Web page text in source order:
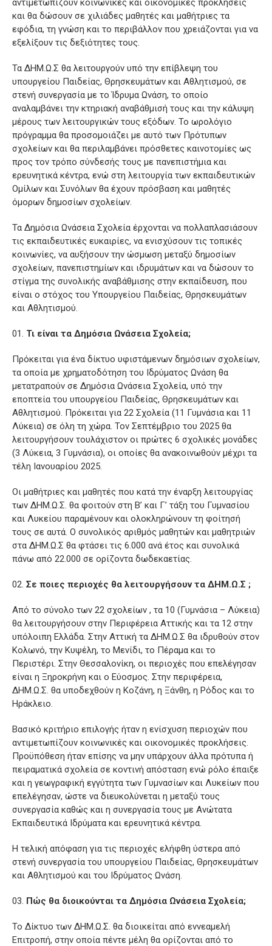
αντιμετωπίζουν κοινωνικές και οικονομικές προκλήσεις
και θα δώσουν σε χιλιάδες μαθητές και μαθήτριες τα
εφόδια, τη γνώση και το περιβάλλον που χρειάζονται για να
εξελίξουν τις δεξιότητες τους.
Τα ΔΗΜ.Ω.Σ θα λειτουργούν υπό την επίβλεψη του
υπουργείου Παιδείας, Θρησκευμάτων και Αθλητισμού, σε
στενή συνεργασία με το Ίδρυμα Ωνάση, το οποίο
αναλαμβάνει την κτηριακή αναβάθμισή τους και την κάλυψη
μέρους των λειτουργικών τους εξόδων. Το ωρολόγιο
πρόγραμμα θα προσομοιάζει με αυτό των Πρότυπων
σχολείων και θα περιλαμβάνει πρόσθετες καινοτομίες ως
προς τον τρόπο σύνδεσής τους με πανεπιστήμια και
ερευνητικά κέντρα, ενώ στη λειτουργία των εκπαιδευτικών
Ομίλων και Συνόλων θα έχουν πρόσβαση και μαθητές
όμορων δημοσίων σχολείων.
Τα Δημόσια Ωνάσεια Σχολεία έρχονται να πολλαπλασιάσουν
τις εκπαιδευτικές ευκαιρίες, να ενισχύσουν τις τοπικές
κοινωνίες, να αυξήσουν την ώσμωση μεταξύ δημοσίων
σχολείων, πανεπιστημίων και ιδρυμάτων και να δώσουν το
στίγμα της συνολικής αναβάθμισης στην εκπαίδευση, που
είναι ο στόχος του Υπουργείου Παιδείας, Θρησκευμάτων
και Αθλητισμού.
Τι είναι τα Δημόσια Ωνάσεια Σχολεία;
Πρόκειται για ένα δίκτυο υφιστάμενων δημόσιων σχολείων,
τα οποία με χρηματοδότηση του Ιδρύματος Ωνάση θα
μετατραπούν σε Δημόσια Ωνάσεια Σχολεία, υπό την
εποπτεία του υπουργείου Παιδείας, Θρησκευμάτων και
Αθλητισμού. Πρόκειται για 22 Σχολεία (11 Γυμνάσια και 11
Λύκεια) σε όλη τη χώρα. Τον Σεπτέμβριο του 2025 θα
λειτουργήσουν τουλάχιστον οι πρώτες 6 σχολικές μονάδες
(3 Λύκεια, 3 Γυμνάσια), οι οποίες θα ανακοινωθούν μέχρι τα
τέλη Ιανουαρίου 2025.
Οι μαθήτριες και μαθητές που κατά την έναρξη λειτουργίας
των ΔΗΜ.Ω.Σ. θα φοιτούν στη Β’ και Γ’ τάξη του Γυμνασίου
και Λυκείου παραμένουν και ολοκληρώνουν τη φοίτησή
τους σε αυτά. Ο συνολικός αριθμός μαθητών και μαθητριών
στα ΔΗΜ.Ω.Σ θα φτάσει τις 6.000 ανά έτος και συνολικά
πάνω από 22.000 σε ορίζοντα δωδεκαετίας.
Σε ποιες περιοχές θα λειτουργήσουν τα ΔΗΜ.Ω.Σ ;
Από το σύνολο των 22 σχολείων , τα 10 (Γυμνάσια – Λύκεια)
θα λειτουργήσουν στην Περιφέρεια Αττικής και τα 12 στην
υπόλοιπη Ελλάδα. Στην Αττική τα ΔΗΜ.Ω.Σ θα ιδρυθούν στον
Κολωνό, την Κυψέλη, το Μενίδι, το Πέραμα και το
Περιστέρι. Στην Θεσσαλονίκη, οι περιοχές που επελέγησαν
είναι η Ξηροκρήνη και ο Εύοσμος. Στην περιφέρεια,
ΔΗΜ.Ω.Σ. θα υποδεχθούν η Κοζάνη, η Ξάνθη, η Ρόδος και το
Ηράκλειο.
Βασικό κριτήριο επιλογής ήταν η ενίσχυση περιοχών που
αντιμετωπίζουν κοινωνικές και οικονομικές προκλήσεις.
Προϋπόθεση ήταν επίσης να μην υπάρχουν άλλα πρότυπα ή
πειραματικά σχολεία σε κοντινή απόσταση ενώ ρόλο έπαιξε
και η γεωγραφική εγγύτητα των Γυμνασίων και Λυκείων που
επελέγησαν, ώστε να διευκολύνεται η μεταξύ τους
συνεργασία καθώς και η συνεργασία τους με Ανώτατα
Εκπαιδευτικά Ιδρύματα και ερευνητικά κέντρα.
Η τελική απόφαση για τις περιοχές ελήφθη ύστερα από
στενή συνεργασία του υπουργείου Παιδείας, Θρησκευμάτων
και Αθλητισμού και του Ιδρύματος Ωνάση.
Πώς θα διοικούνται τα Δημόσια Ωνάσεια Σχολεία;
Το Δίκτυο των ΔΗΜ.Ω.Σ. θα διοικείται από εννεαμελή
Επιτροπή, στην οποία πέντε μέλη θα ορίζονται από το